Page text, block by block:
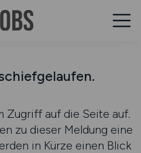
Zugriff auf die Seite auf.
zu dieser Meldung eine
in Kürze einen Blick